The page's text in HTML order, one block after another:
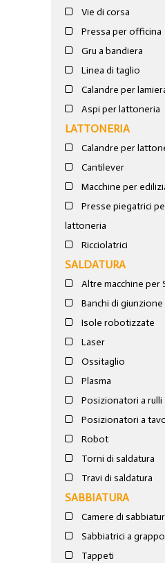
Vie di corsa
Pressa per officina
Gru a bandiera
Linea di taglio
Calandre per
Aspi per lattoneria
LATTONERIA
Calandre per
Cantilever
Macchine per
Presse piegatrici
lattoneria
Ricciolatrici
SALDATURA
Altre macchine per
Banchi di giunzione
Isole robotizzate
Laser
Ossitaglio
Plasma
Posizionatori a rulli
Posizionatori a
Robot
Torni di saldatura
Travi di saldatura
SABBIATURA
Camere di
Sabbiatrici a
Tappeti